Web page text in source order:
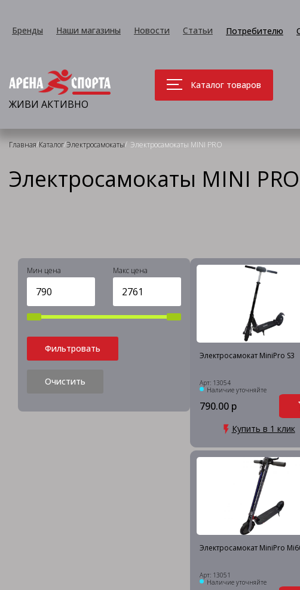
Бренды Наши магазины Новости Статьи Потребителю
ЖИВИ АКТИВНО
Каталог товаров
Главная/Каталог/Электросамокаты/ Электросамокаты MINI PRO
Электросамокаты MINI PRO
Мин цена Макс цена
Фильтровать
Очистить
Электросамокат MiniPro S3
Арт: 13054
Наличие уточняйте
790.00 р
Купить в 1 клик
Электросамокат MiniPro
Арт: 13051
Наличие уточняйте